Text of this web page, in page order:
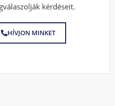
kérdéseit.
HÍVJON MINKET